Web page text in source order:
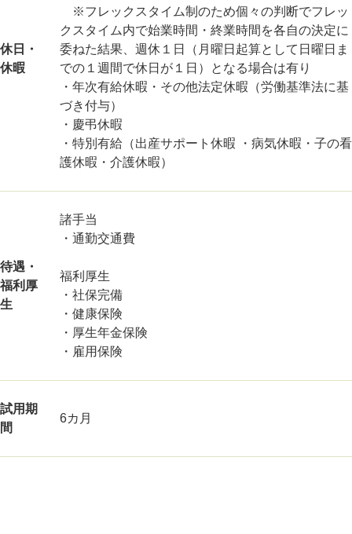
休日・
休暇
※フレックスタイム制のため個々の判断でフレッ
クスタイム内で始業時間・終業時間を各自の決定に
委ねた結果、週休１日（月曜日起算として日曜日ま
での１週間で休日が１日）となる場合は有り
・年次有給休暇・その他法定休暇（労働基準法に基
づき付与）
・慶弔休暇
・特別有給（出産サポート休暇 ・病気休暇・子の看
護休暇・介護休暇）
待遇・
福利厚
生
諸手当
・通勤交通費
福利厚生
・社保完備
・健康保険
・厚生年金保険
・雇用保険
試用期
間
6カ月